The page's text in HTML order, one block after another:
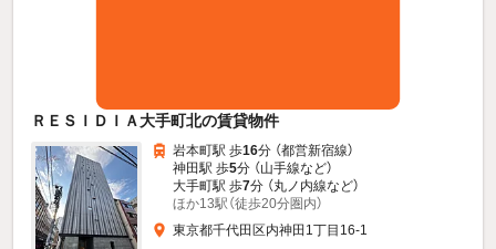
ＲＥＳＩＤＩＡ大手町北の賃貸物件
岩本町駅 歩16分 （都営新宿線）
神田駅 歩5分 （山手線など）
大手町駅 歩7分 （丸ノ内線など）
ほか13駅（徒歩20分圏内）
東京都千代田区内神田1丁目16-1